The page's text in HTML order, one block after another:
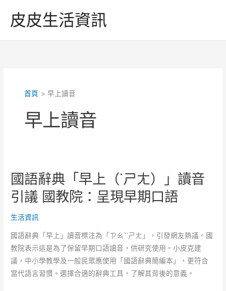
皮皮生活資訊
首頁 早上讀音
早上讀音
國語辭典「早上（˙ㄕㄤ）」讀音
引議 國教院：呈現早期口語
生活資訊
國語辭典「早上」讀音標注為「ㄗㄠˇ˙ㄕㄤ」，引發網友熱議。國
教院表示這是為了保留早期口語讀音，供研究使用。小皮克建
議，中小學教學及一般民眾應使用「國語辭典簡編本」，更符合
當代語言習慣。選擇合適的辭典工具，了解其背後的意義。